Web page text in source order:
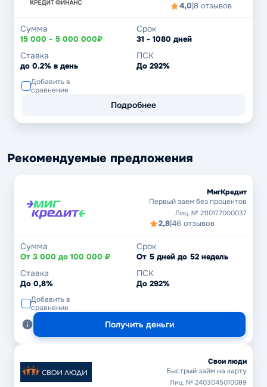
4,0|8 отзывов
Сумма
15 000 - 5 000 000₽
Срок
31 - 1080 дней
Ставка
до 0.2% в день
ПСК
До 292%
Добавить в
сравнение
Подробнее
Рекомендуемые предложения
МигКредит
Первый заем без процентов
Лиц. № 2110177000037
2,8|46 отзывов
Сумма
От 3 000 до 100 000 ₽
Срок
От 5 дней до 52 недель
Ставка
До 0,8%
ПСК
До 292%
Добавить в
сравнение
Получить деньги
Свои люди
Быстрый займ на карту
Лиц. № 2403045010089